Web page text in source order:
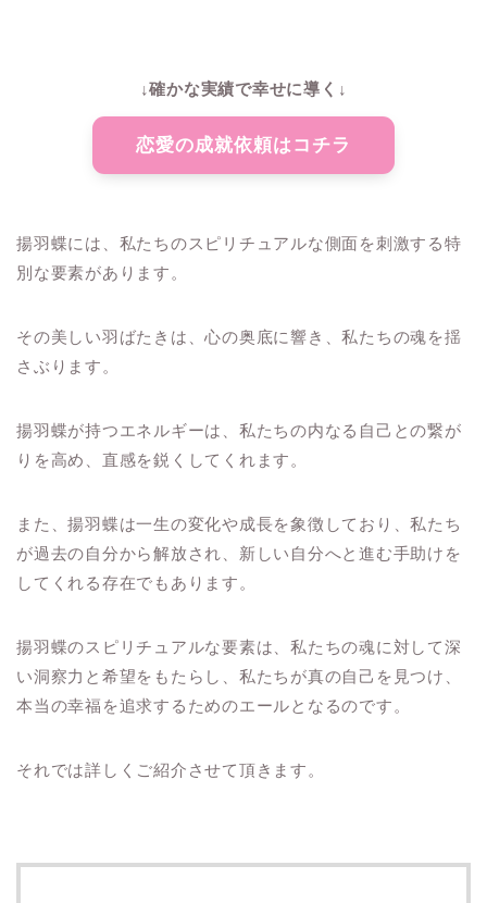
↓確かな実績で幸せに導く↓
恋愛の成就依頼はコチラ
揚羽蝶には、私たちのスピリチュアルな側面を刺激する特
別な要素があります。
その美しい羽ばたきは、心の奥底に響き、私たちの魂を揺
さぶります。
揚羽蝶が持つエネルギーは、私たちの内なる自己との繋が
りを高め、直感を鋭くしてくれます。
また、揚羽蝶は一生の変化や成長を象徴しており、私たち
が過去の自分から解放され、新しい自分へと進む手助けを
してくれる存在でもあります。
揚羽蝶のスピリチュアルな要素は、私たちの魂に対して深
い洞察力と希望をもたらし、私たちが真の自己を見つけ、
本当の幸福を追求するためのエールとなるのです。
それでは詳しくご紹介させて頂きます。